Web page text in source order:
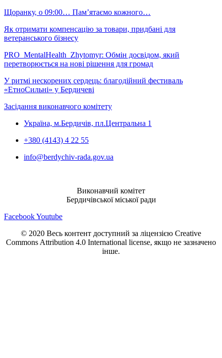
Щоранку, о 09:00… Пам’ятаємо кожного…
Як отримати компенсацію за товари, придбані для
ветеранського бізнесу
PRO_MentalHealth_Zhytomyr: Обмін досвідом, який
перетворюється на нові рішення для громад
У ритмі нескорених сердець: благодійний фестиваль
«ЕтноСильні» у Бердичеві
Засідання виконавчого комітету
Україна, м.Бердичів, пл.Центральна 1
+380 (4143) 4 22 55
info@berdychiv-rada.gov.ua
Виконавчий комітет
Бердичівської міської ради
FacebookYoutube
© 2020 Весь контент доступний за ліцензією Creative
Commons Attribution 4.0 International license, якщо не зазначено
інше.